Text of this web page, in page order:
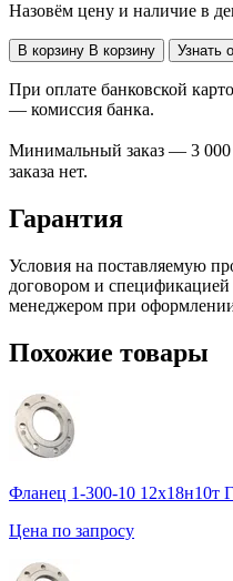
Назовём цену и наличие в
В корзину В корзину Узнать
При оплате банковской
— комиссия банка.
Минимальный заказ — 3
заказа нет.
Гарантия
Условия на поставляемую
договором и спецификацией
менеджером при оформлении
Похожие товары
Фланец 1-300-10 12х18н10т
Цена по запросу